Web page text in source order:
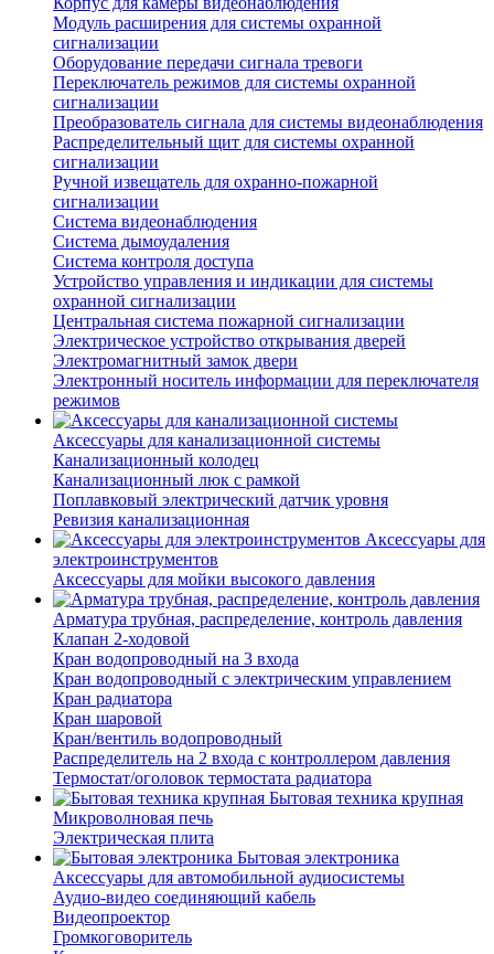
Модуль расширения для системы охранной
сигнализации
Оборудование передачи сигнала тревоги
Переключатель режимов для системы охранной
сигнализации
Преобразователь сигнала для системы видеонаблюдения
Распределительный щит для системы охранной
сигнализации
Ручной извещатель для охранно-пожарной
сигнализации
Система видеонаблюдения
Система дымоудаления
Система контроля доступа
Устройство управления и индикации для системы
охранной сигнализации
Центральная система пожарной сигнализации
Электрическое устройство открывания дверей
Электромагнитный замок двери
Электронный носитель информации для переключателя
режимов
Аксессуары для канализационной системы
Канализационный колодец
Канализационный люк с рамкой
Поплавковый электрический датчик уровня
Ревизия канализационная
Аксессуары для
электроинструментов
Аксессуары для мойки высокого давления
Арматура трубная, распределение, контроль давления
Клапан 2-ходовой
Кран водопроводный на 3 входа
Кран водопроводный с электрическим управлением
Кран радиатора
Кран шаровой
Кран/вентиль водопроводный
Распределитель на 2 входа с контроллером давления
Термостат/оголовок термостата радиатора
Бытовая техника крупная
Микроволновая печь
Электрическая плита
Бытовая электроника
Аксессуары для автомобильной аудиосистемы
Аудио-видео соединяющий кабель
Видеопроектор
Громкоговоритель